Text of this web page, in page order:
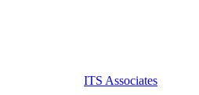
ITS Associates